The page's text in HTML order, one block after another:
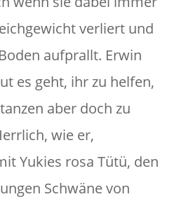
verliert und
aufprallt. Erwin
es geht, ihr zu helfen,
aber doch zu
wie er,
Yukies rosa Tütü, den
Schwäne von